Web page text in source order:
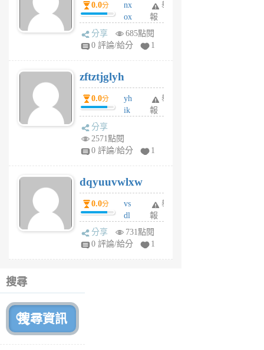
月
前
0.0分
nx
ox
rh
pe
月
前
舉
報
分享
685點閱
0 評論/給分
1
zftztjglyh
0.0分
yh
ik
tu
6
個
月
前
舉
報
分享
2571點閱
0 評論/給分
1
dqyuuvwlxw
0.0分
vs
dl
sq
fy
舉
報
分享
731點閱
0 評論/給分
1
搜尋